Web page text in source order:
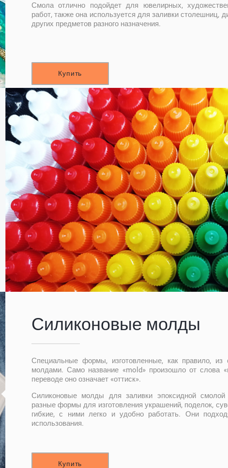
Смола отлично подойдет для ювелирных,
работ, также она используется для заливки столешниц,
других предметов разного назначения.
Купить
Силиконовые молды
Специальные формы, изготовленные, как правило, из
молдами. Само название «mold» произошло от слова
переводе оно означает «оттиск».
Силиконовые молды для заливки эпоксидной смолой
разные формы для изготовления украшений, поделок,
гибкие, с ними легко и удобно работать. Они
использования.
Купить